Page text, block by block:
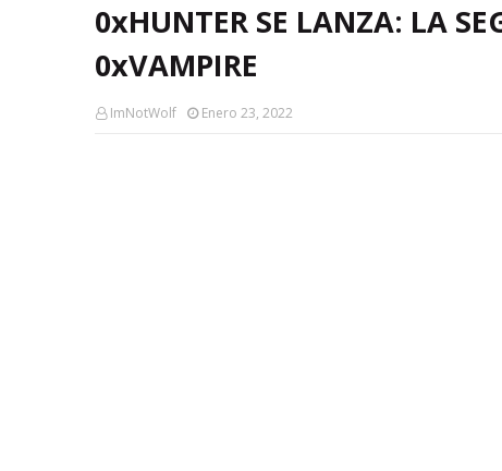
0xHUNTER SE LANZA: LA
0xVAMPIRE
ImNotWolf Enero 23, 2022